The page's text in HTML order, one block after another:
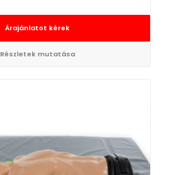
Árajánlatot kérek
Részletek mutatása